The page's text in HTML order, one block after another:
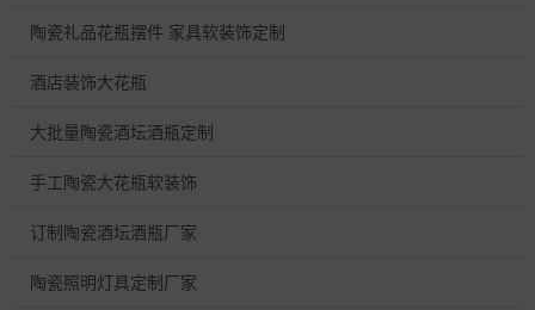
陶瓷礼品花瓶摆件 家具软装饰定制
酒店装饰大花瓶
大批量陶瓷酒坛酒瓶定制
手工陶瓷大花瓶软装饰
订制陶瓷酒坛酒瓶厂家
陶瓷照明灯具定制厂家